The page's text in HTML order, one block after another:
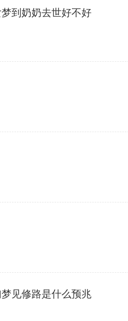
到奶奶去世好不好
见修路是什么预兆